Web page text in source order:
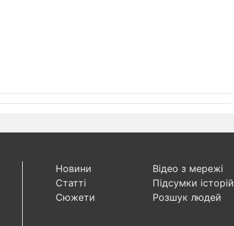
Новини
Статті
Сюжети
Відео з мережі
Підсумки історій
Розшук людей